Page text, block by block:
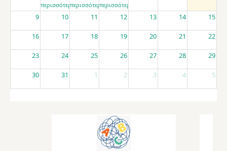
περισσότεραπερισσότεραπερισσότερα
9 10 11 12 13 14 15
16 17 18 19 20 21 22
23 24 25 26 27 28 29
30 31 1 2 3 4 5